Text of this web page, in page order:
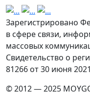
Зарегистрировано
в сфере связи,
массовых
Свидетельство о
81266 от 30 июня
© 2012 — 2025